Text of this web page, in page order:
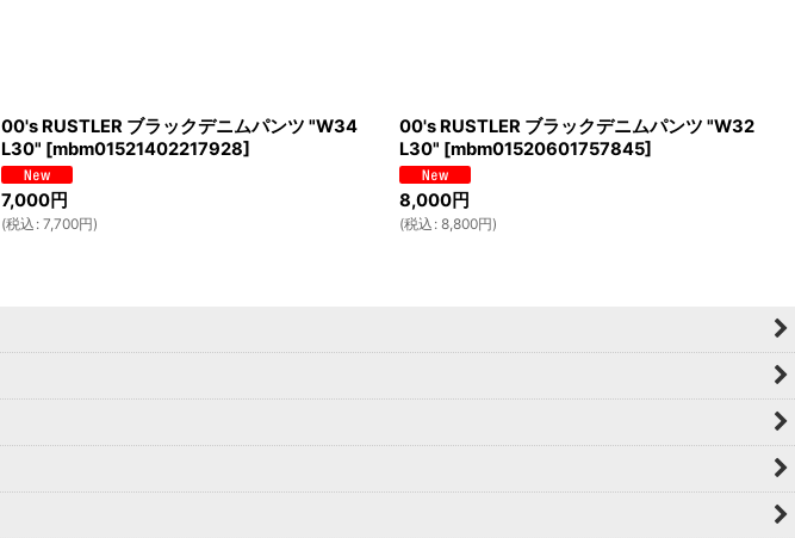
00's RUSTLER ブラックデニムパンツ "W34
L30" [mbm01521402217928]
7,000円
(税込 : 7,700円)
00's RUSTLER ブラックデニムパンツ "W32
L30" [mbm01520601757845]
8,000円
(税込 : 8,800円)